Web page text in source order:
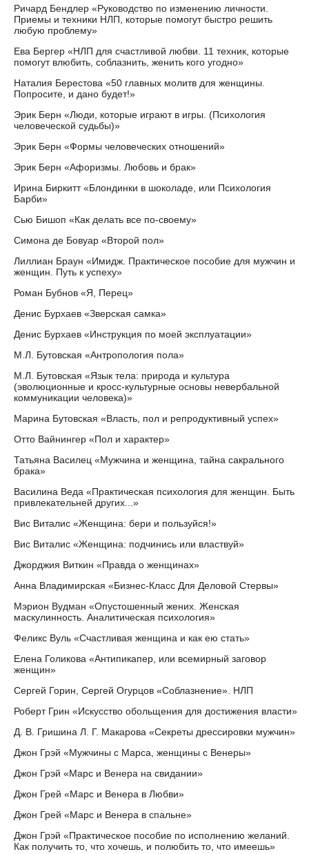
Ричард Бендлер «Руководство по изменению личности.
Приемы и техники НЛП, которые помогут быстро решить
любую проблему»
Ева Бергер «НЛП для счастливой любви. 11 техник, которые
помогут влюбить, соблазнить, женить кого угодно»
Наталия Берестова «50 главных молитв для женщины.
Попросите, и дано будет!»
Эрик Берн «Люди, которые играют в игры. (Психология
человеческой судьбы)»
Эрик Берн «Формы человеческих отношений»
Эрик Берн «Афоризмы. Любовь и брак»
Ирина Биркитт «Блондинки в шоколаде, или Психология
Барби»
Сью Бишоп «Как делать все по-своему»
Симона де Бовуар «Второй пол»
Лиллиан Браун «Имидж. Практическое пособие для мужчин и
женщин. Путь к успеху»
Роман Бубнов «Я, Перец»
Денис Бурхаев «Зверская самка»
Денис Бурхаев «Инструкция по моей эксплуатации»
М.Л. Бутовская «Антропология пола»
М.Л. Бутовская «Язык тела: природа и культура
(эволюционные и кросс-культурные основы невербальной
коммуникации человека)»
Марина Бутовская «Власть, пол и репродуктивный успех»
Отто Вайнингер «Пол и характер»
Татьяна Василец «Мужчина и женщина, тайна сакрального
брака»
Василина Веда «Практическая психология для женщин. Быть
привлекательней других...»
Вис Виталис «Женщина: бери и пользуйся!»
Вис Виталис «Женщина: подчинись или властвуй»
Джорджия Виткин «Правда о женщинах»
Анна Владимирская «Бизнес-Класс Для Деловой Стервы»
Мэрион Вудман «Опустошенный жених. Женская
маскулинность. Аналитическая психология»
Феликс Вуль «Счастливая женщина и как ею стать»
Елена Голикова «Антипикапер, или всемирный заговор
женщин»
Сергей Горин, Сергей Огурцов «Соблазнение». НЛП
Роберт Грин «Искусство обольщения для достижения власти»
Д. В. Гришина Л. Г. Макарова «Секреты дрессировки мужчин»
Джон Грэй «Мужчины с Марса, женщины с Венеры»
Джон Грэй «Марс и Венера на свидании»
Джон Грей «Марс и Венера в Любви»
Джон Грей «Марс и Венера в спальне»
Джон Грэй «Практическое пособие по исполнению желаний.
Как получить то, что хочешь, и полюбить то, что имеешь»